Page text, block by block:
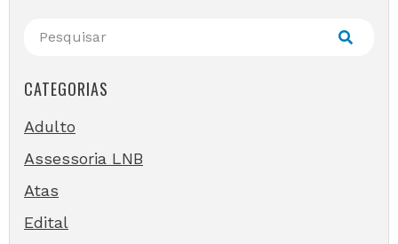
CATEGORIAS
Adulto
Assessoria LNB
Atas
Edital